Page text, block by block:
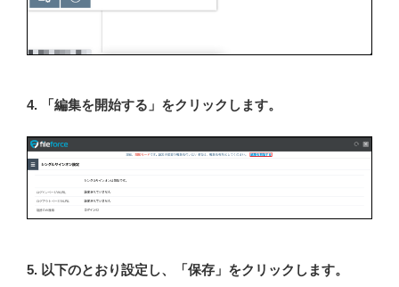
4. 「編集を開始する」をクリックします。
5. 以下のとおり設定し、「保存」をクリックします。